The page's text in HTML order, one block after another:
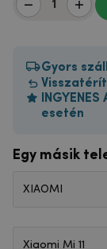
Gyors
esetén
Egy másik
XIAOMI
Xiaomi Mi 11